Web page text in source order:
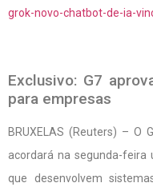
grok-novo-chatbot-de-ia-
Exclusivo: G7
para empresas
BRUXELAS (Reuters) – O
acordará na segunda-
que desenvolvem